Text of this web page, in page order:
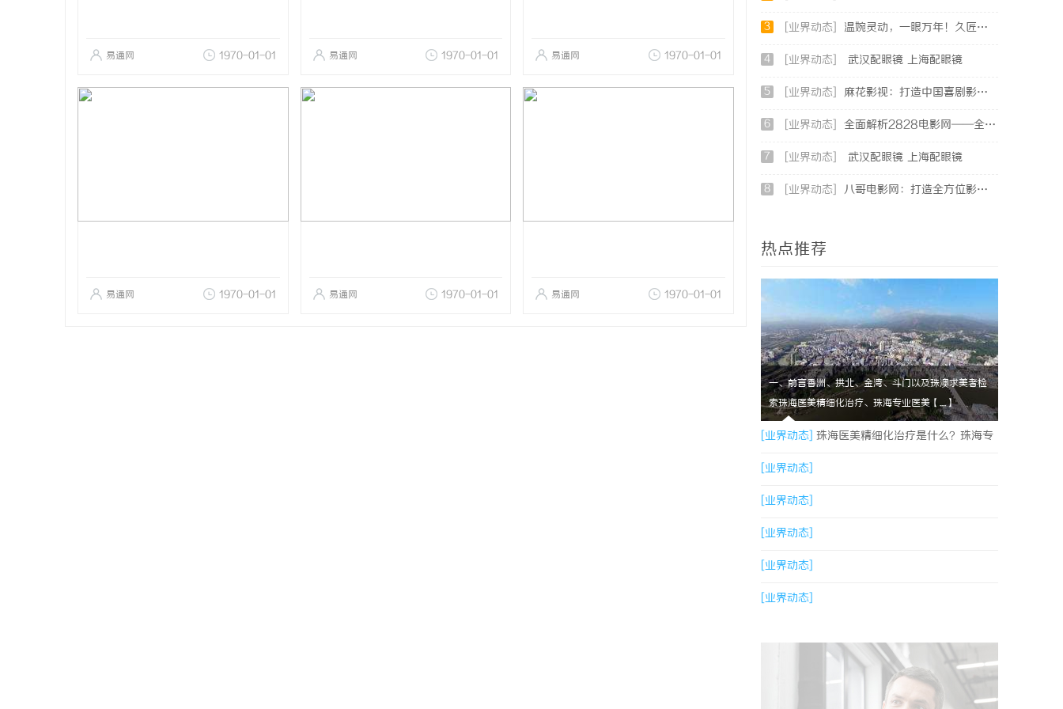
易通网 1970-01-01 易通网 1970-01-01 易通网 1970-01-01
易通网 1970-01-01 易通网 1970-01-01 易通网 1970-01-01
3 [业界动态] 温婉灵动，一眼万年！久匠量身定制的眉眼唇，才是你整张脸的点睛之笔！淡颜系女生的气质加分项
4 [业界动态] 武汉配眼镜 上海配眼镜
5 [业界动态] 麻花影视：打造中国喜剧影视新高地的创新典范
6 [业界动态] 全面解析2828电影网——全方位提升你的观影体验平台
7 [业界动态] 武汉配眼镜 上海配眼镜
8 [业界动态] 八哥电影网：打造全方位影视娱乐新体验的平台解析
热点推荐
一、前言香洲、拱北、金湾、斗门以及珠澳求美者检
索珠海医美精细化治疗、珠海专业医美【....】
[业界动态] 珠海医美精细化治疗是什么？珠海专
业医美机构筛选标准科普
[业界动态]
[业界动态]
[业界动态]
[业界动态]
[业界动态]